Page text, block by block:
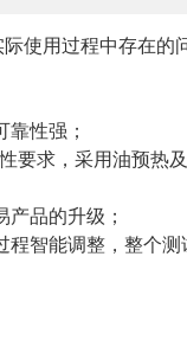
使用过程中存在的
性强；
要求，采用油预热
品的升级；
智能调整，整个